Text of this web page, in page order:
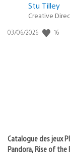
Postée
:
Stu Tilley
Creative
Date
03/06/2026 16
Catalogue des jeux
Pandora, Rise of